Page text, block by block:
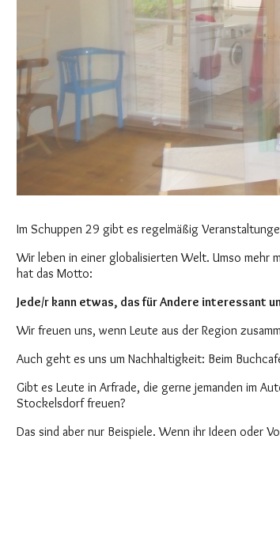
Im Schuppen 29 gibt es regelmäßig
Wir leben in einer globalisierten Welt. Umso
hat das Motto:
Jede/r kann etwas, das für Andere interessant
Wir freuen uns, wenn Leute aus der Region
Auch geht es uns um Nachhaltigkeit: Beim
Gibt es Leute in Arfrade, die gerne jemanden im
Stockelsdorf freuen?
Das sind aber nur Beispiele. Wenn ihr Ideen oder